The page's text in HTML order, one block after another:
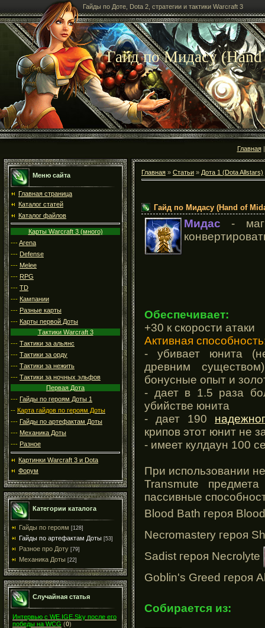
Гайды по Доте, Dota 2, стратегии и тактики Warcraft 3
Гайд по Мидасу
Главная
Меню сайта
Главная страница
Каталог статей
Каталог файлов
Карты Warcraft 3 (много)
---Arena
--- Defense
--- Melee
--- RPG
--- TD
--- Кампании
--- Разные карты
--- Карты первой Доты
Тактики Warcraft 3
--- Тактики за альянс
--- Тактики за орду
--- Тактики за нежить
--- Тактики за ночных эльфов
Первая Дота
--- Гайды по героям Доты 1
-- Карта гайдов по героям Доты
--- Гайды по артефактам Доты
--- Механика Доты
--- Разное
Картинки Warcraft 3 и Dota
Форум
Категории каталога
Гайды по героям [128]
Гайды по артефактам Доты [53]
Разное про Доту [79]
Механика Доты [22]
Случайная статья
Интервью с WE.IGE.Sky после его
победы на WCG (0)
Главная » Статьи » Дота 1 (Dota Allstars)
Гайд по Мидасу (Hand of
Мидас -
Обеспечивает:
+30 к скорости атаки
Активная
- убивает юнита
древним
бонусные опыт и
- дает в 1.5 раза
убийстве юнита
- дает 190
крипов этот юнит не
- имеет кулдаун 100
При использовании
Transmute
пассивные
Blood Bath героя
Necromastery героя
Sadist героя Necrolyte
Goblin's Greed героя
Собирается из: